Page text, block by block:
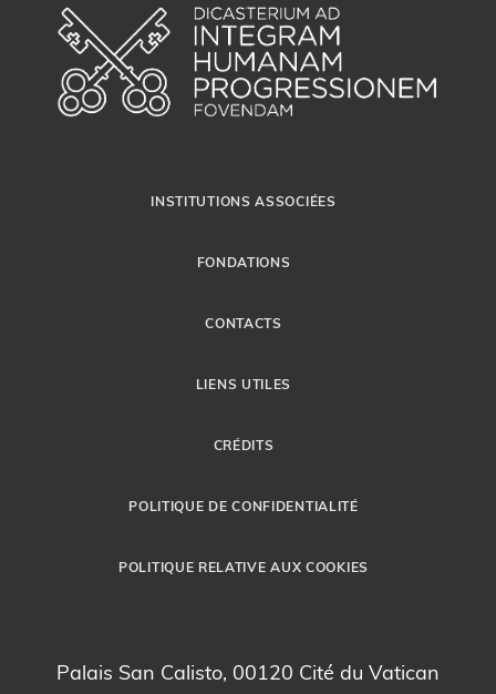
INSTITUTIONS ASSOCIÉES
FONDATIONS
CONTACTS
LIENS UTILES
CRÉDITS
POLITIQUE DE CONFIDENTIALITÉ
POLITIQUE RELATIVE AUX COOKIES
Palais San Calisto, 00120 Cité du Vatican